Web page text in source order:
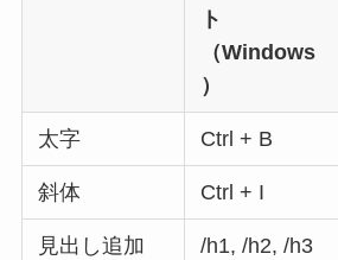
ト
（Windows
）
太字 Ctrl + B
斜体 Ctrl + I
見出し追加 /h1, /h2, /h3